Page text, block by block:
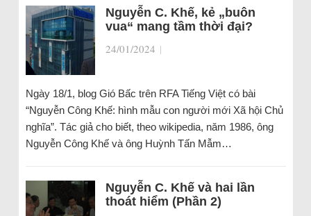
Nguyễn C. Khế, kẻ „buôn
vua“ mang tầm thời đại?
24/01/2024 |
Ngày 18/1, blog Gió Bấc trên RFA Tiếng Việt có bài
“Nguyễn Công Khế: hình mẫu con người mới Xã hội Chủ
nghĩa”. Tác giả cho biết, theo wikipedia, năm 1986, ông
Nguyễn Công Khế và ông Huỳnh Tấn Mẫm…
Nguyễn C. Khế và hai lần
thoát hiểm (Phần 2)